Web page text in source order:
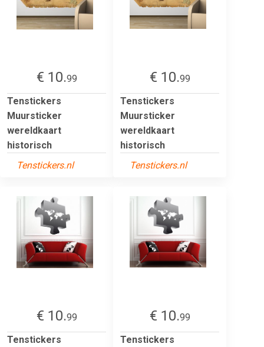
€ 10.99
Tenstickers
Muursticker
wereldkaart
historisch
Tenstickers.nl
€ 10.99
Tenstickers
Muursticker
wereldkaart
historisch
Tenstickers.nl
€ 10.99
Tenstickers
€ 10.99
Tenstickers